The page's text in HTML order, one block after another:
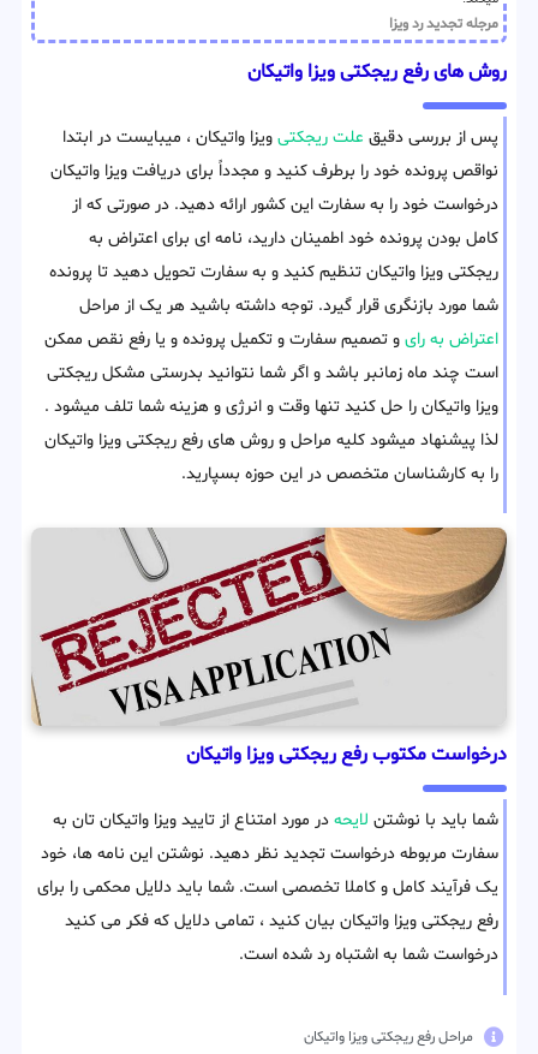
مرجله تجدید رد ویزا
روش های رفع ریجکتی ویزا واتیکان
پس از بررسی دقیق علت ریجکتی ویزا واتیکان ، میبایست در ابتدا
نواقص پرونده خود را برطرف کنید و مجددا‌ً برای دریافت ویزا واتیکان
درخواست خود را به سفارت این کشور ارائه دهید. در صورتی که از
کامل بودن پرونده خود اطمینان دارید، نامه ای برای اعتراض به
ریجکتی ویزا واتیکان تنظیم کنید و به سفارت تحویل دهید تا پرونده
شما مورد بازنگری قرار گیرد. توجه داشته باشید هر یک از مراحل
اعتراض به رای و تصمیم سفارت و تکمیل پرونده و یا رفع نقص ممکن
است چند ماه زمانبر باشد و اگر شما نتوانید بدرستی مشکل ریجکتی
ویزا واتیکان را حل کنید تنها وقت و انرژی و هزینه شما تلف میشود .
لذا پیشنهاد میشود کلیه مراحل و روش های رفع ریجکتی ویزا واتیکان
را به کارشناسان متخصص در این حوزه بسپارید.
درخواست مکتوب رفع ریجکتی ویزا واتیکان
شما باید با نوشتن لایحه در مورد امتناع از تایید ویزا واتیکان تان به
سفارت مربوطه درخواست تجدید نظر دهید. نوشتن این نامه ها، خود
یک فرآیند کامل و کاملا تخصصی است. شما باید دلایل محکمی را برای
رفع ریجکتی ویزا واتیکان بیان كنید ، تمامی دلایل كه فکر می كنید
درخواست شما به اشتباه رد شده است.
مراحل رفع ریجکتی ویزا واتیکان